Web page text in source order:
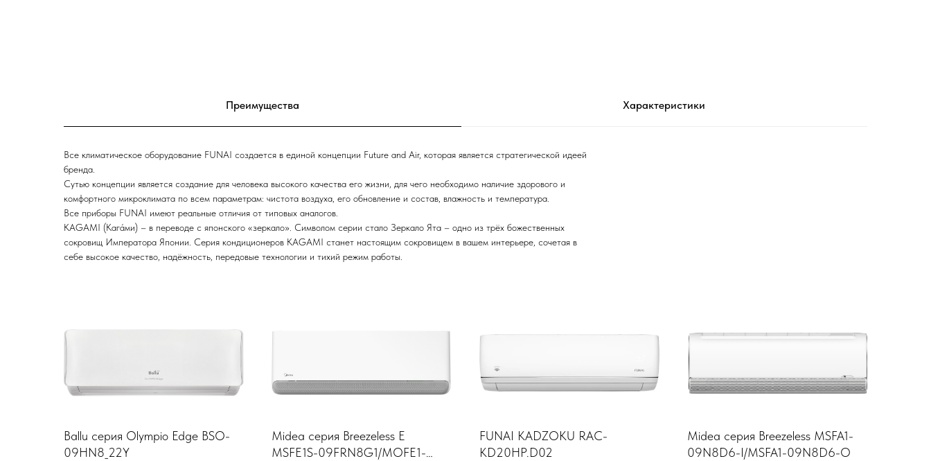
Преимущества Характеристики
Все климатическое оборудование FUNAI создается в единой концепции Future and Air, которая является стратегической идеей
бренда.
Сутью концепции является создание для человека высокого качества его жизни, для чего необходимо наличие здорового и
комфортного микроклимата по всем параметрам: чистота воздуха, его обновление и состав, влажность и температура.
Все приборы FUNAI имеют реальные отличия от типовых аналогов.
KAGAMI (Кага́ми) – в переводе с японского «зеркало». Символом серии стало Зеркало Ята – одно из трёх божественных
сокровищ Императора Японии. Серия кондиционеров KAGAMI станет настоящим сокровищем в вашем интерьере, сочетая в
себе высокое качество, надёжность, передовые технологии и тихий режим работы.
Ballu серия Olympio Edge BSO-
09HN8_22Y
Midea серия Breezeless E
MSFE1S-09FRN8G1/MOFE1-
FUNAI KADZOKU RAC-
KD20HP.D02
Midea серия Breezeless MSFA1-
09N8D6-I/MSFA1-09N8D6-O